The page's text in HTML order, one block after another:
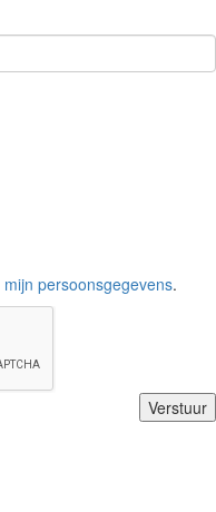
mijn persoonsgegevens.
Verstuur